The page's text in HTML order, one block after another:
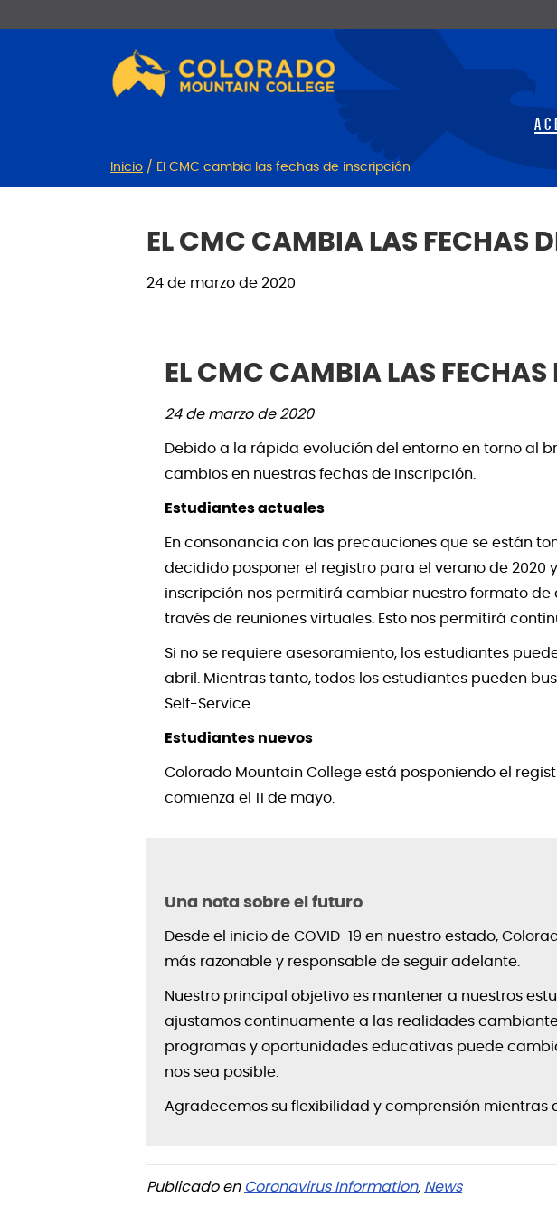
Inicio / El CMC cambia las fechas de inscripción
EL CMC CAMBIA LAS FECHAS
24 de marzo de 2020
EL CMC CAMBIA LAS FECHAS
24 de marzo de 2020
Debido a la rápida evolución del entorno en torno al
cambios en nuestras fechas de inscripción.
Estudiantes actuales
En consonancia con las precauciones que se están
decidido posponer el registro para el verano de 2020
inscripción nos permitirá cambiar nuestro formato de
través de reuniones virtuales. Esto nos permitirá
Si no se requiere asesoramiento, los estudiantes
abril. Mientras tanto, todos los estudiantes pueden
Self-Service.
Estudiantes nuevos
Colorado Mountain College está posponiendo el
comienza el 11 de mayo.
Una nota sobre el futuro
Desde el inicio de COVID-19 en nuestro estado,
más razonable y responsable de seguir adelante.
Nuestro principal objetivo es mantener a nuestros
ajustamos continuamente a las realidades
programas y oportunidades educativas puede
nos sea posible.
Agradecemos su flexibilidad y comprensión mientras
Publicado en Coronavirus Information, News